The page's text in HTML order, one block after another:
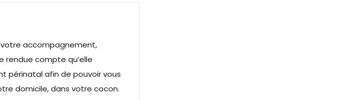
votre accompagnement,
rendue compte qu’elle
périnatal afin de pouvoir vous
domicile, dans votre cocon.